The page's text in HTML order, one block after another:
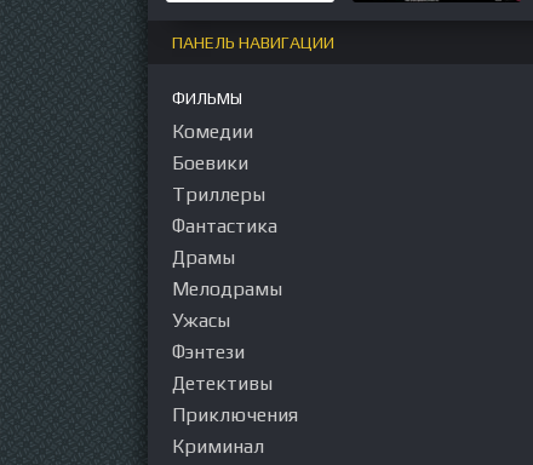
ПАНЕЛЬ НАВИГАЦИИ
ФИЛЬМЫ
Комедии
Боевики
Триллеры
Фантастика
Драмы
Мелодрамы
Ужасы
Фэнтези
Детективы
Приключения
Криминал